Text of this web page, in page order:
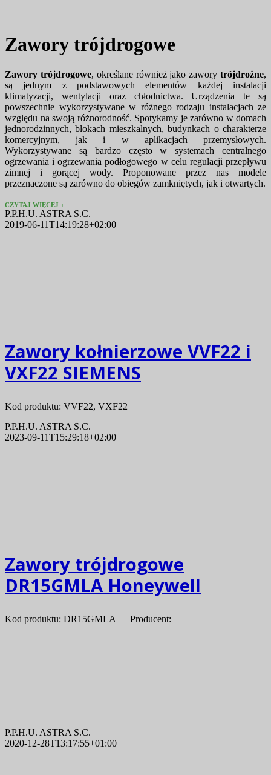
Zawory trójdrogowe
Zawory trójdrogowe, określane również jako zaworytrójdrożne,
są jednym z podstawowych elementów każdej instalacji
klimatyzacji, wentylacji oraz chłodnictwa. Urządzenia te są
powszechnie wykorzystywane w różnego rodzaju instalacjach ze
względu na swoją różnorodność. Spotykamy je zarówno w domach
jednorodzinnych, blokach mieszkalnych, budynkach o charakterze
komercyjnym, jak i w aplikacjach przemysłowych.
Wykorzystywane są bardzo często w systemach centralnego
ogrzewania i ogrzewania podłogowego w celu regulacji przepływu
zimnej i gorącej wody. Proponowane przez nas modele
przeznaczone są zarówno do obiegów zamkniętych, jak i otwartych.
CZYTAJ WIĘCEJ
P.P.H.U. ASTRA S.C.
2019-06-11T14:19:28+02:00
Zawory kołnierzowe VVF22 i
VXF22 SIEMENS
Kod produktu: VVF22, VXF22
P.P.H.U. ASTRA S.C.
2023-09-11T15:29:18+02:00
Zawory trójdrogowe
DR15GMLA Honeywell
Kod produktu: DR15GMLA Producent:
P.P.H.U. ASTRA S.C.
2020-12-28T13:17:55+01:00